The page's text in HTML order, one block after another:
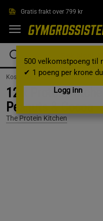
Gratis frakt over 799 kr
500 velkomstpoeng til
✔ 1 poeng per krone
Logg inn
Kosttilskudd / Barer / Proteinbarer
12 x Protein
Peanuts & Cocoa
The Protein Kitchen